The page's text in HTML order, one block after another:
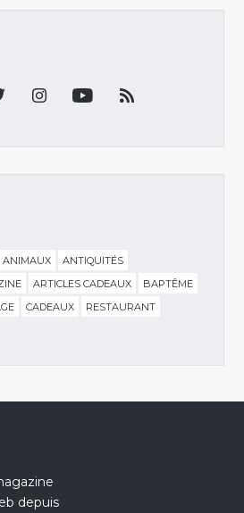
ANIMAUX
ANTIQUITÉS
ARTICLES CADEAUX
BAPTÊME
CADEAUX
RESTAURANT
depuis